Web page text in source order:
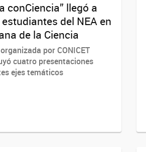
conCiencia” llegó a
del NEA en
de la Ciencia
por CONICET
cuatro presentaciones
ejes temáticos